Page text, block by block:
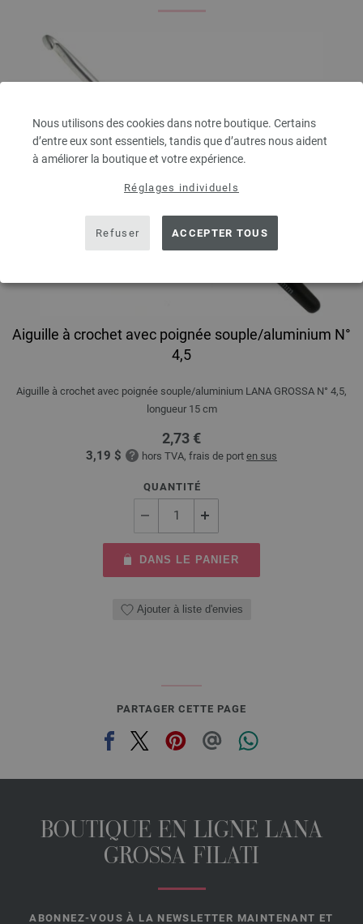
Nous utilisons des cookies dans notre boutique. Certains
d’entre eux sont essentiels, tandis que d’autres nous aident
à améliorer la boutique et votre expérience.
Réglages individuels
Refuser ACCEPTER TOUS
Aiguille à crochet avec poignée souple/aluminium N°
4,5
Aiguille à crochet avec poignée souple/aluminium LANA GROSSA N° 4,5,
longueur 15 cm
2,73 €
3,19 $ hors TVA, frais de port en sus
QUANTITÉ
DANS LE PANIER
Ajouter à liste d'envies
PARTAGER CETTE PAGE
BOUTIQUE EN LIGNE LANA
GROSSA FILATI
ABONNEZ-VOUS À LA NEWSLETTER MAINTENANT ET